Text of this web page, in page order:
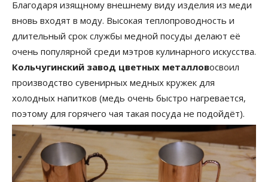
Благодаря изящному внешнему виду изделия из меди
вновь входят в моду. Высокая теплопроводность и
длительный срок службы медной посуды делают её
очень популярной среди мэтров кулинарного искусства.
Кольчугинский завод цветных металловосвоил
производство сувенирных медных кружек для
холодных напитков (медь очень быстро нагревается,
поэтому для горячего чая такая посуда не подойдёт).